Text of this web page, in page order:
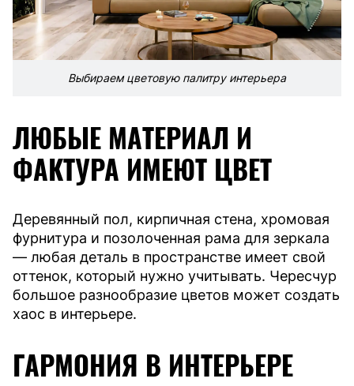
Выбираем цветовую палитру интерьера
ЛЮБЫЕ МАТЕРИАЛ И
ФАКТУРА ИМЕЮТ ЦВЕТ
Деревянный пол, кирпичная стена, хромовая
фурнитура и позолоченная рама для зеркала
— любая деталь в пространстве имеет свой
оттенок, который нужно учитывать. Чересчур
большое разнообразие цветов может создать
хаос в интерьере.
ГАРМОНИЯ В ИНТЕРЬЕРЕ